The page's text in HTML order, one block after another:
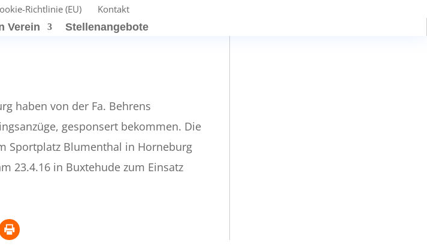
Richtlinie (EU)
Kontakt
Verein Stellenangebote
haben von der Fa. Behrens
gesponsert bekommen. Die
Sportplatz Blumenthal in Horneburg
23.4.16 in Buxtehude zum Einsatz